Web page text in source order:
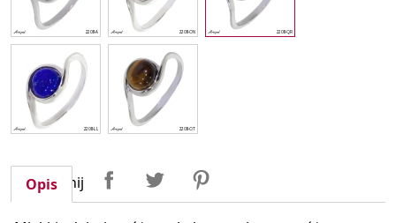
Udostępnij UdostępnijTweetuj
Opis